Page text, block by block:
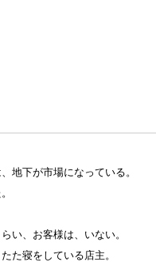
地下が市場になっている。
い、お客様は、いない。
た寝をしている店主。